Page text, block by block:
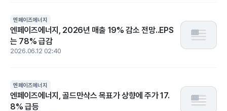
엔페이즈에너지
엔페이즈에너지, 2026년 매출 19% 감소 전망..EPS
는 78% 급감
2026.06.12 02:40
엔페이즈에너지
엔페이즈에너지, 골드만삭스 목표가 상향에 주가 17.
8% 급등